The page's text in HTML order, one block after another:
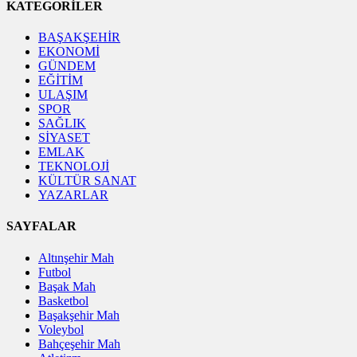
KATEGORİLER
BAŞAKŞEHİR
EKONOMİ
GÜNDEM
EĞİTİM
ULAŞIM
SPOR
SAĞLIK
SİYASET
EMLAK
TEKNOLOJİ
KÜLTÜR SANAT
YAZARLAR
SAYFALAR
Altınşehir Mah
Futbol
Başak Mah
Basketbol
Başakşehir Mah
Voleybol
Bahçeşehir Mah